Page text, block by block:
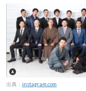
出典： instagram.com